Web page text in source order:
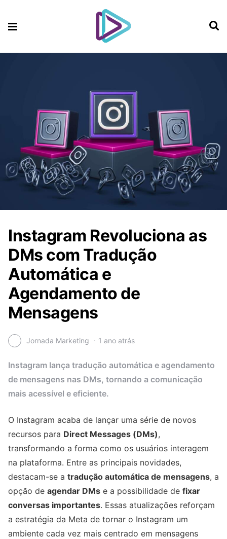
Instagram Revoluciona as
DMs com Tradução
Automática e
Agendamento de
Mensagens
Jornada Marketing 1 ano atrás
Instagram lança tradução automática e agendamento
de mensagens nas DMs, tornando a comunicação
mais acessível e eficiente.
O Instagram acaba de lançar uma série de novos
recursos para Direct Messages (DMs),
transformando a forma como os usuários interagem
na plataforma. Entre as principais novidades,
destacam-se a tradução automática de mensagens, a
opção de agendar DMs e a possibilidade de fixar
conversas importantes. Essas atualizações reforçam
a estratégia da Meta de tornar o Instagram um
ambiente cada vez mais centrado em mensagens